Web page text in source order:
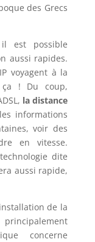
des Grecs
est possible
aussi rapides.
voyagent à la
! Du coup,
la distance
informations
voir des
en vitesse.
dite
aussi rapide,
de la
concerne